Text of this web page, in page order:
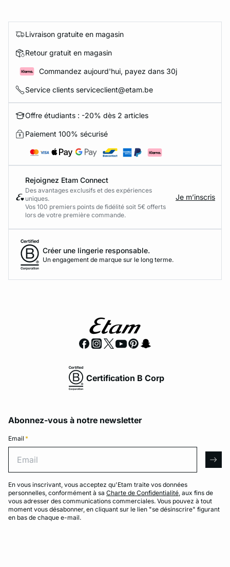
Livraison gratuite en magasin
Retour gratuit en magasin
Commandez aujourd'hui, payez dans 30j
Service clients serviceclient@etam.be
Offre étudiants : -20% dès 2 articles
Paiement 100% sécurisé
Rejoignez Etam Connect
Des avantages exclusifs et des expériences
uniques.
Vos 100 premiers points de fidélité soit 5€ offerts
lors de votre première commande.​
Je m’inscris
Créer une lingerie responsable.
Un engagement de marque sur le long terme.
Certification B Corp
Abonnez-vous à notre newsletter
Email *
En vous inscrivant, vous acceptez qu'Etam traite vos données
personnelles, conformément à sa Charte de Confidentialité, aux fins de
vous adresser des communications commerciales. Vous pouvez à tout
moment vous désabonner, en cliquant sur le lien "se désinscrire" figurant
en bas de chaque e-mail.